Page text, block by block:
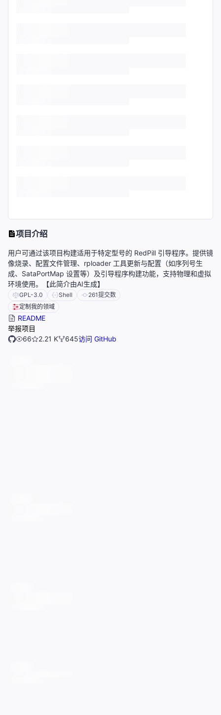
项目介绍
用户可通过该项目构建适用于特定型号的 RedPill 引导程序。提供镜
像烧录、配置文件管理、rploader 工具更新与配置（如序列号生
成、SataPortMap 设置等）及引导程序构建功能，支持物理和虚拟
环境使用。【此简介由AI生成】
GPL-3.0 Shell 261提交数
定制我的领域
README
举报项目
66
2.21 K 645访问 GitHub